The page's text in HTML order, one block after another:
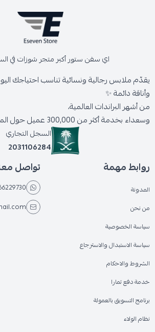
اي سفن ستور أكبر متجر شوزات في
يقدّم ملابس رجالية ونسائية تناسب احتياجك
وأناقة دائمة ✨
من أشهر البراندات العالمية،
وسعداء بخدمة أكثر من 300,000 عميل حول المملكة.
السجل التجاري
2031106284
روابط مهمة
المدونة
من نحن
سياسة الخصوصية
سياسة الاستبدال والاسترجاع
الشروط والاحكام
خدمة دفع تمارا
برنامج التسويق بالعمولة
نظام الولاء
تواصل